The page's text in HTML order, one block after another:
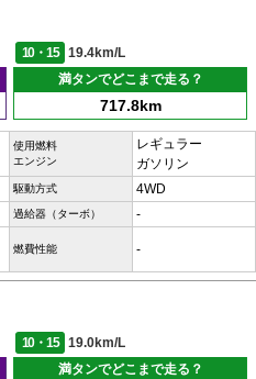
10・15
19.4km/L
満タンでどこまで走る？
717.8km
使用燃料
エンジン
レギュラー
ガソリン
駆動方式 4WD
過給器（ターボ） -
燃費性能 -
10・15
19.0km/L
満タンでどこまで走る？